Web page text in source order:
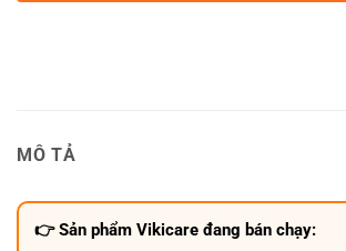
MÔ TẢ
👉 Sản phẩm Vikicare đang bán chạy: